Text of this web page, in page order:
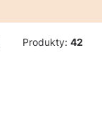
Produkty: 42